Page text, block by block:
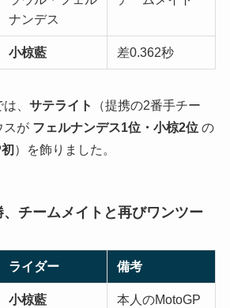
ナンデス
小椋藍 差0.362秒
、 サテライト
（提携の2番手チー
スが フェルナンデス1位・小椋2位の
）を飾りました。
チームメイトと再びワンツー
ライダー 備考
小椋藍
本人のMotoGP